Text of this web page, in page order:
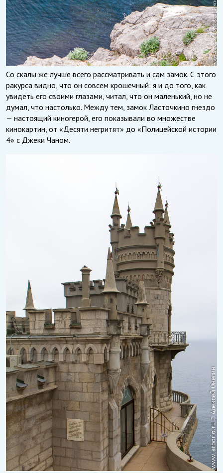
Со скалы же лучше всего рассматривать и сам замок. С этого
ракурса видно, что он совсем крошечный: я и до того, как
увидеть его своими глазами, читал, что он маленький, но не
думал, что настолько. Между тем, замок Ласточкино гнездо
— настоящий киногерой, его показывали во множестве
кинокартин, от «Десяти негритят» до «Полицейской истории
4» с Джеки Чаном.